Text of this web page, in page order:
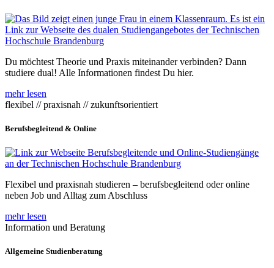
Du möchtest Theorie und Praxis miteinander verbinden? Dann
studiere dual! Alle Informationen findest Du hier.
mehr lesen
flexibel // praxisnah // zukunftsorientiert
Berufsbegleitend & Online
Flexibel und praxisnah studieren – berufsbegleitend oder online
neben Job und Alltag zum Abschluss
mehr lesen
Information und Beratung
Allgemeine Studienberatung